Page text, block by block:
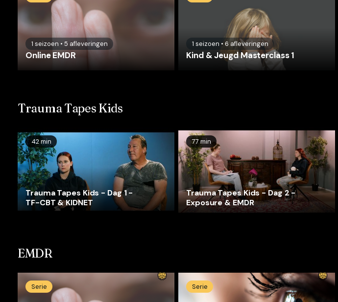
1 seizoen • 5 afleveringen
Online EMDR
1 seizoen • 6 afleveringen
Kind & Jeugd Masterclass 1
Trauma Tapes Kids
42 min
Trauma Tapes Kids - Dag 1 -
TF-CBT & KIDNET
77 min
Trauma Tapes Kids - Dag 2 -
Exposure & EMDR
EMDR
Serie Serie